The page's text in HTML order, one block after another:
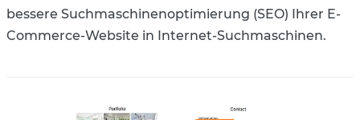
bessere Suchmaschinenoptimierung (SEO) Ihrer E-
Commerce-Website in Internet-Suchmaschinen.